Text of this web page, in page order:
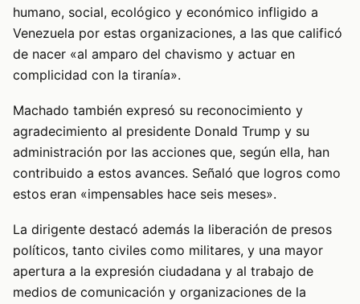
humano, social, ecológico y económico infligido a
Venezuela por estas organizaciones, a las que calificó
de nacer «al amparo del chavismo y actuar en
complicidad con la tiranía».
Machado también expresó su reconocimiento y
agradecimiento al presidente Donald Trump y su
administración por las acciones que, según ella, han
contribuido a estos avances. Señaló que logros como
estos eran «impensables hace seis meses».
La dirigente destacó además la liberación de presos
políticos, tanto civiles como militares, y una mayor
apertura a la expresión ciudadana y al trabajo de
medios de comunicación y organizaciones de la